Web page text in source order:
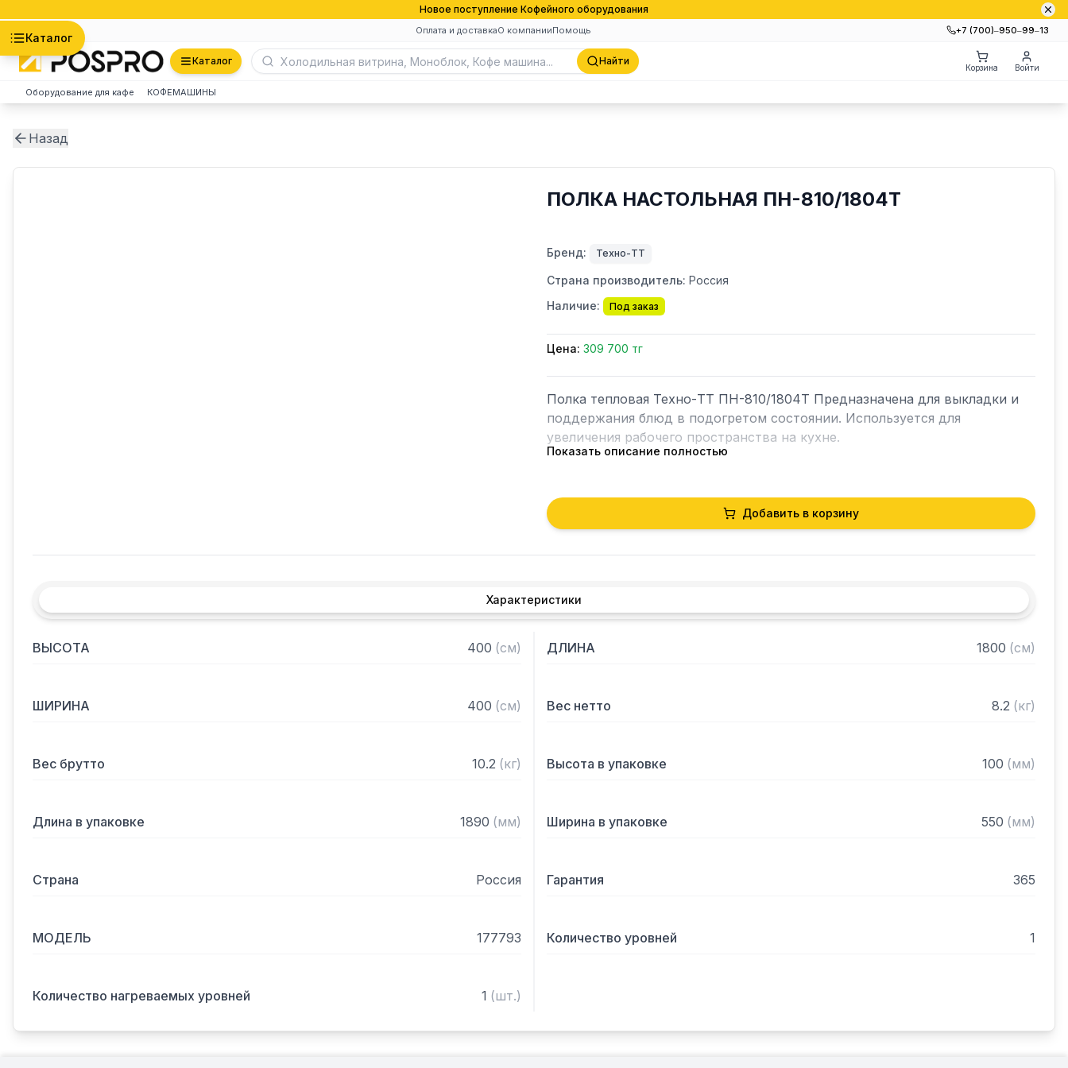
Новое поступление Кофейного оборудования
Оплата и доставкаО компанииПомощь +7 (700)‒950‒99‒13
Каталог
Каталог Найти
Корзина Войти
Оборудование для кафе КОФЕМАШИНЫ
Назад
ПОЛКА НАСТОЛЬНАЯ ПН-810/1804Т
Бренд: Техно-ТТ
Страна производитель: Россия
Наличие:
Под заказ
Цена: 309 700 тг
Полка тепловая Техно-ТТ ПН-810/1804Т Предназначена для выкладки и
поддержания блюд в подогретом состоянии. Используется для
увеличения рабочего пространства на кухне.
— Настольная установка
— Полка из нержавеющей стали марки AISI 430 толщиной 0,8 мм
— Каркас - труба 20х20 из нержавеющей стали марки AISI 430 толщиной
— Поставляется в разобранном виде
Показать описание полностью
Добавить в корзину
Характеристики
ВЫСОТА 400 (см) ДЛИНА 1800 (см)
ШИРИНА 400 (см) Вес нетто 8.2 (кг)
Вес брутто 10.2 (кг) Высота в упаковке 100 (мм)
Длина в упаковке 1890 (мм) Ширина в упаковке 550 (мм)
Страна Россия Гарантия 365
МОДЕЛЬ 177793 Количество уровней 1
Количество нагреваемых уровней 1 (шт.)